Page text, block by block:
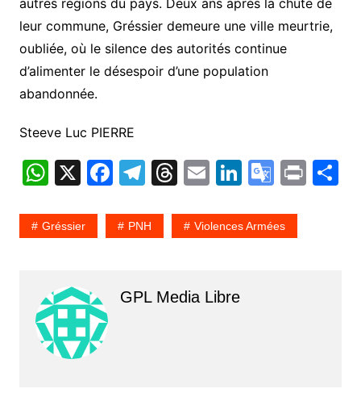
autres régions du pays. Deux ans après la chute de
leur commune, Gréssier demeure une ville meurtrie,
oubliée, où le silence des autorités continue
d’alimenter le désespoir d’une population
abandonnée.
Steeve Luc PIERRE
W
at
p
p
X F
c
o
T
e
m
T
e
s
E
ai
Li
k
G
o
Pr P
Gréssier PNH Violences Armées
GPL Media Libre